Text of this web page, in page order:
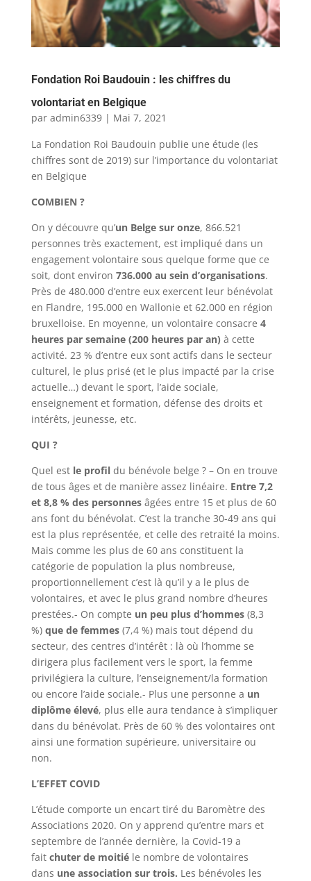
Fondation Roi Baudouin : les chiffres du
volontariat en Belgique
par admin6339| Mai 7, 2021
La Fondation Roi Baudouin publie une étude (les
chiffres sont de 2019) sur l’importance du volontariat
en Belgique
COMBIEN ?
On y découvre qu’un Belge sur onze, 866.521
personnes très exactement, est impliqué dans un
engagement volontaire sous quelque forme que ce
soit, dont environ 736.000 au sein d’organisations.
Près de 480.000 d’entre eux exercent leur bénévolat
en Flandre, 195.000 en Wallonie et 62.000 en région
bruxelloise. En moyenne, un volontaire consacre 4
heures par semaine (200 heures par an) à cette
activité. 23 % d’entre eux sont actifs dans le secteur
culturel, le plus prisé (et le plus impacté par la crise
actuelle…) devant le sport, l’aide sociale,
enseignement et formation, défense des droits et
intérêts, jeunesse, etc.
QUI ?
Quel est le profildu bénévole belge ? – On en trouve
de tous âges et de manière assez linéaire. Entre 7,2
et 8,8 % des personnesâgées entre 15 et plus de 60
ans font du bénévolat. C’est la tranche 30-49 ans qui
est la plus représentée, et celle des retraité la moins.
Mais comme les plus de 60 ans constituent la
catégorie de population la plus nombreuse,
proportionnellement c’est là qu’il y a le plus de
volontaires, et avec le plus grand nombre d’heures
prestées.- On compte un peu plus d’hommes (8,3
%)que de femmes(7,4 %) mais tout dépend du
secteur, des centres d’intérêt : là où l’homme se
dirigera plus facilement vers le sport, la femme
privilégiera la culture, l’enseignement/la formation
ou encore l’aide sociale.- Plus une personne a un
diplôme élevé, plus elle aura tendance à s’impliquer
dans du bénévolat. Près de 60 % des volontaires ont
ainsi une formation supérieure, universitaire ou
non.
L’EFFET COVID
L’étude comporte un encart tiré du Baromètre des
Associations 2020. On y apprend qu’entre mars et
septembre de l’année dernière, la Covid-19 a
fait chuter de moitiéle nombre de volontaires
dans une association sur trois. Les bénévoles les